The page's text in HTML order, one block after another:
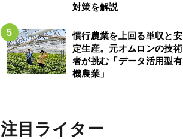
対策を解説
慣行農業を上回る単収と安
定生産。元オムロンの技術
者が挑む「データ活用型有
機農業」
注目ライター